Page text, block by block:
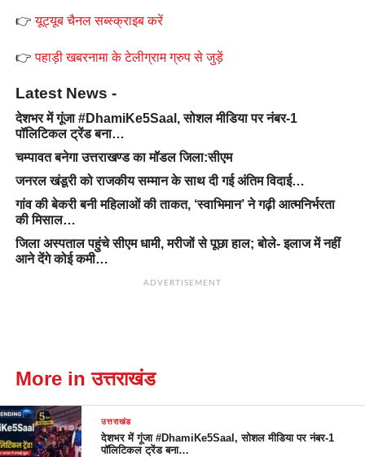
👉यूट्यूब चैनल सब्स्क्राइब करें
👉पहाड़ी खबरनामा के टेलीग्राम ग्रुप से जुड़ें
Latest News -
देशभर में गूंजा #DhamiKe5Saal, सोशल मीडिया पर नंबर-1
पॉलिटिकल ट्रेंड बना…
चम्पावत बनेगा उत्तराखण्ड का मॉडल जिला:सीएम
जनरल खंडूरी को राजकीय सम्मान के साथ दी गई अंतिम विदाई…
गांव की बेकरी बनी महिलाओं की ताकत, ‘स्वाभिमान’ ने गढ़ी आत्मनिर्भरता
की मिसाल…
जिला अस्पताल पहुंचे सीएम धामी, मरीजों से पूछा हाल; बोले- इलाज में नहीं
आने देंगे कोई कमी…
ADVERTISEMENT
More in उत्तराखंड
उत्तराखंड
देशभर में गूंजा #DhamiKe5Saal, सोशल मीडिया पर नंबर-1
पॉलिटिकल ट्रेंड बना…